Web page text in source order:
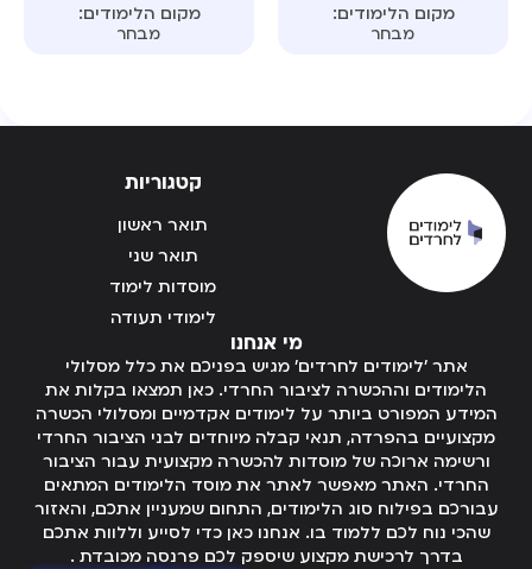
מקום הלימודים:
מבחר
מקום הלימודים:
מבחר
מי אנחנו
אתר 'לימודים לחרדים' מגיש בפניכם את כלל מסלולי
הלימודים וההכשרה לציבור החרדי. כאן תמצאו בקלות את
המידע המפורט ביותר על לימודים אקדמיים ומסלולי הכשרה
מקצועיים בהפרדה, תנאי קבלה מיוחדים לבני הציבור החרדי
ורשימה ארוכה של מוסדות להכשרה מקצועית עבור הציבור
החרדי. האתר מאפשר לאתר את מוסד הלימודים המתאים
עבורכם בפילוח סוג הלימודים, התחום שמעניין אתכם, והאזור
שהכי נוח לכם ללמוד בו. אנחנו כאן כדי לסייע וללוות אתכם
בדרך לרכישת מקצוע שיספק לכם פרנסה מכובדת .
קטגוריות
תואר ראשון
תואר שני
מוסדות לימוד
לימודי תעודה